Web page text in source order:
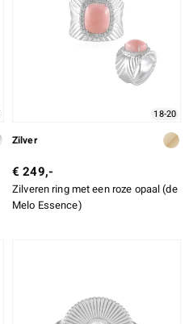
18-20
Zilver
€ 249,-
Zilveren ring met een roze opaal (de
Melo Essence)